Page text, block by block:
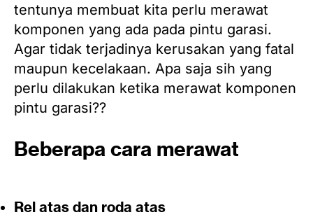
tentunya membuat kita perlu merawat
komponen yang ada pada pintu garasi.
Agar tidak terjadinya kerusakan yang fatal
maupun kecelakaan. Apa saja sih yang
perlu dilakukan ketika merawat komponen
pintu garasi??
Beberapa cara merawat
Rel atas dan roda atas